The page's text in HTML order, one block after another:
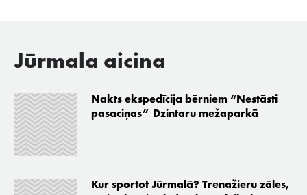
Jūrmala aicina
Nakts ekspedīcija bērniem “Nestāsti
pasaciņas” Dzintaru mežaparkā
Kur sportot Jūrmalā? Trenažieru zāles,